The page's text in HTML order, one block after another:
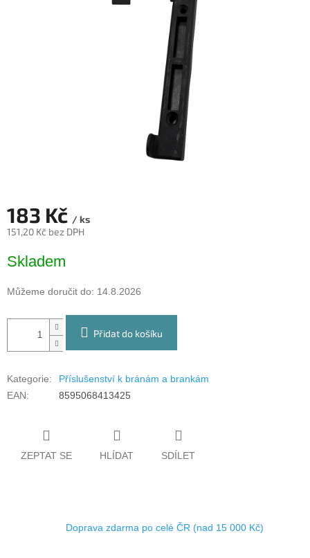
183 Kč / ks
151,20 Kč bez DPH
cena:
Skladem
Můžeme doručit do: 14.8.2026
Přidat do košíku
Kategorie:
Příslušenství k bránám a brankám
EAN: 8595068413425
ZEPTAT SE HLÍDAT SDÍLET
Doprava zdarma po celé ČR (nad 15 000 Kč)